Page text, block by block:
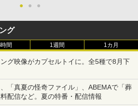
● ● ●
グ
間 1週間 1カ月
グ映像がカプセルトイに。全5種で8月下
「真夏の怪奇ファイル」、ABEMAで「葬
配信など。夏の特番・配信情報